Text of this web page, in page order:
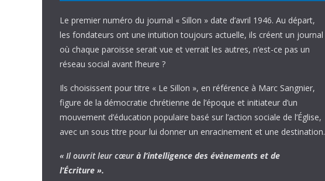
Le premier numéro du journal « Sillon » date d’avril 1946. Au départ,
les fondateurs ont une intuition toujours actuelle, ils créent un journal
où chaque paroisse serait vue et verrait les autres, n’est-ce pas un
réseau social avant l’heure ?
Ils choisissent pour titre « Le Sillon », en référence à Marc Sangnier,
figure de la démocratie chrétienne de l’époque et initiateur d’un
mouvement d’éducation populaire basé sur l’action sociale de l’Église,
avec un sous titre pour lui donner un enracinement et une destination.
« Il ouvrit leur cœur à l’intelligence des évènements et de
l’Écriture ».